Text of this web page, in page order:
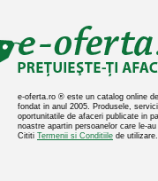
e-oferta.ro ® este un catalog online
fondat in anul 2005. Produsele,
oportunitatile de afaceri publicate in
noastre apartin persoanelor care le-au
Cititi Termenii si Conditiile de utilizare.